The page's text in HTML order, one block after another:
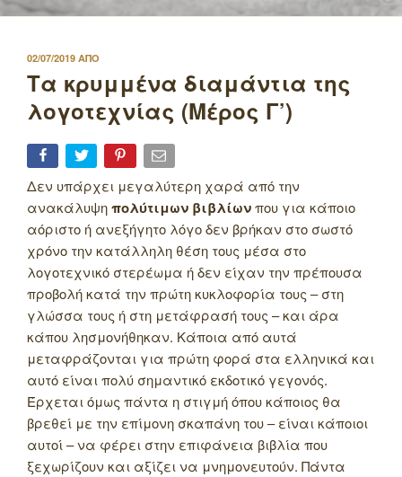
ΔΗΜΟΣΙΕΥΤΗΚΕ
ΣΤΙΣ
02/07/2019 ΑΠΟ
Τα κρυμμένα διαμάντια της
λογοτεχνίας (Μέρος Γ’)
Δεν υπάρχει μεγαλύτερη χαρά από την
ανακάλυψηπολύτιμων βιβλίωνπου για κάποιο
αόριστο ή ανεξήγητο λόγο δεν βρήκαν στο σωστό
χρόνο την κατάλληλη θέση τους μέσα στο
λογοτεχνικό στερέωμα ή δεν είχαν την πρέπουσα
προβολή κατά την πρώτη κυκλοφορία τους – στη
γλώσσα τους ή στη μετάφρασή τους – και άρα
κάπου λησμονήθηκαν. Κάποια από αυτά
μεταφράζονται για πρώτη φορά στα ελληνικά και
αυτό είναι πολύ σημαντικό εκδοτικό γεγονός.
Έρχεται όμως πάντα η στιγμή όπου κάποιος θα
βρεθεί με την επίμονη σκαπάνη του – είναι κάποιοι
αυτοί – να φέρει στην επιφάνεια βιβλία που
ξεχωρίζουν και αξίζει να μνημονευτούν. Πάντα